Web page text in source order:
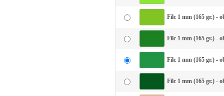
Filc 1 mm (165 gr.) -
Filc 1 mm (165 gr.) -
Filc 1 mm (165 gr.) -
Filc 1 mm (165 gr.) -